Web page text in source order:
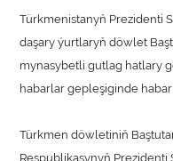
Türkmenistanyň Prezidenti
daşary ýurtlaryň döwlet
mynasybetli gutlag hatlary
habarlar gepleşiginde habar
Türkmen döwletiniň
Respublikasynyň Prezidenti